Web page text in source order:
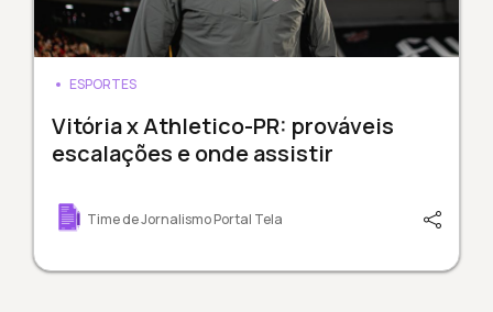
ESPORTES
Vitória x Athletico-PR: prováveis
escalações e onde assistir
Time de Jornalismo Portal Tela